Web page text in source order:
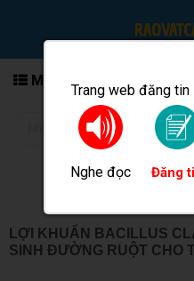
Trang web đăng tin
Nghe đọc Đăng
MENU
LỢI KHUẨN BACILLUS
SINH ĐƯỜNG RUỘT CHO